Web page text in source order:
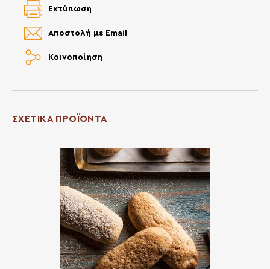
Κοινοποίηση
Αποστολή με Email
Εκτύπωση
ΣΧΕΤΙΚΑ ΠΡΟΪΟΝΤΑ